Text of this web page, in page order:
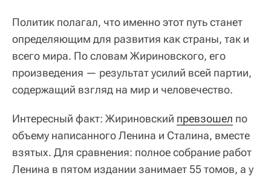
Политик полагал, что именно этот путь станет
определяющим для развития как страны, так и
всего мира. По словам Жириновского, его
произведения — результат усилий всей партии,
содержащий взгляд на мир и человечество.
Интересный факт: Жириновский превзошел по
объему написанного Ленина и Сталина, вместе
взятых. Для сравнения: полное собрание работ
Ленина в пятом издании занимает 55 томов, а у